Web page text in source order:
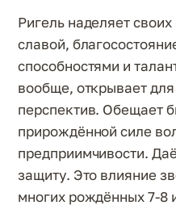
Ригель наделяет
славой,
способностями и
вообще, открывает
перспектив. Обещает
прирождённой силе
предприимчивости.
защиту. Это влияние
многих рождённых 7-8